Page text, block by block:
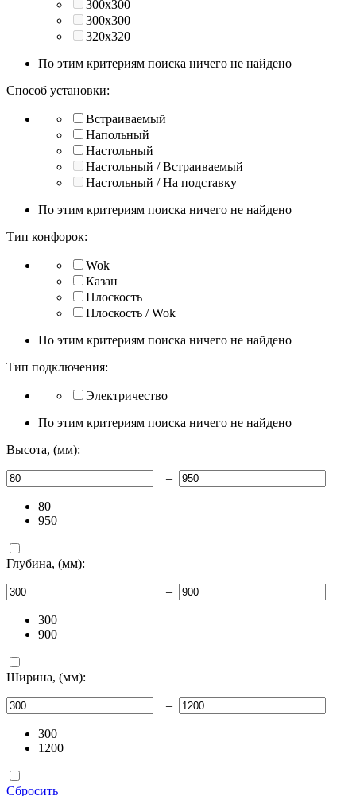
300x300
300х300
320x320
По этим критериям поиска ничего не найдено
Способ установки:
Встраиваемый
Напольный
Настольный
Настольный / Встраиваемый
Настольный / На подставку
По этим критериям поиска ничего не найдено
Тип конфорок:
Wok
Казан
Плоскость
Плоскость / Wok
По этим критериям поиска ничего не найдено
Тип подключения:
Электричество
По этим критериям поиска ничего не найдено
Высота, (мм):
–
80
950
Глубина, (мм):
–
300
900
Ширина, (мм):
–
300
1200
Сбросить